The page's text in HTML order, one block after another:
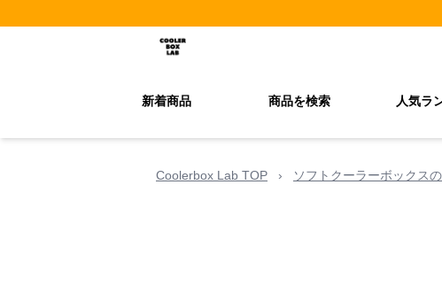
新着商品 商品を検索 人気ラ
Coolerbox Lab TOP › ソフトクーラーボックス